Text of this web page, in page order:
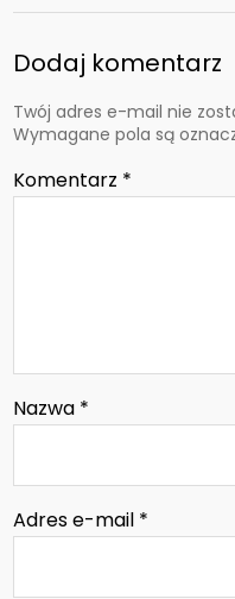
Dodaj komentarz
Twój adres e-mail nie
Wymagane pola są
Komentarz *
Nazwa *
Adres e-mail *